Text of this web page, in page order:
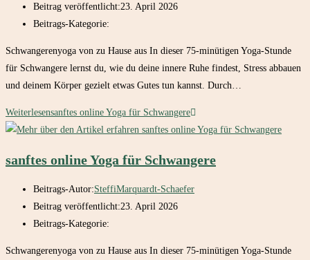
Beitrag veröffentlicht:23. April 2026
Beitrags-Kategorie:
Schwangerenyoga von zu Hause aus In dieser 75-minütigen Yoga-Stunde
für Schwangere lernst du, wie du deine innere Ruhe findest, Stress abbauen
und deinem Körper gezielt etwas Gutes tun kannst. Durch…
Weiterlesensanftes online Yoga für Schwangere
sanftes online Yoga für Schwangere
Beitrags-Autor:SteffiMarquardt-Schaefer
Beitrag veröffentlicht:23. April 2026
Beitrags-Kategorie:
Schwangerenyoga von zu Hause aus In dieser 75-minütigen Yoga-Stunde